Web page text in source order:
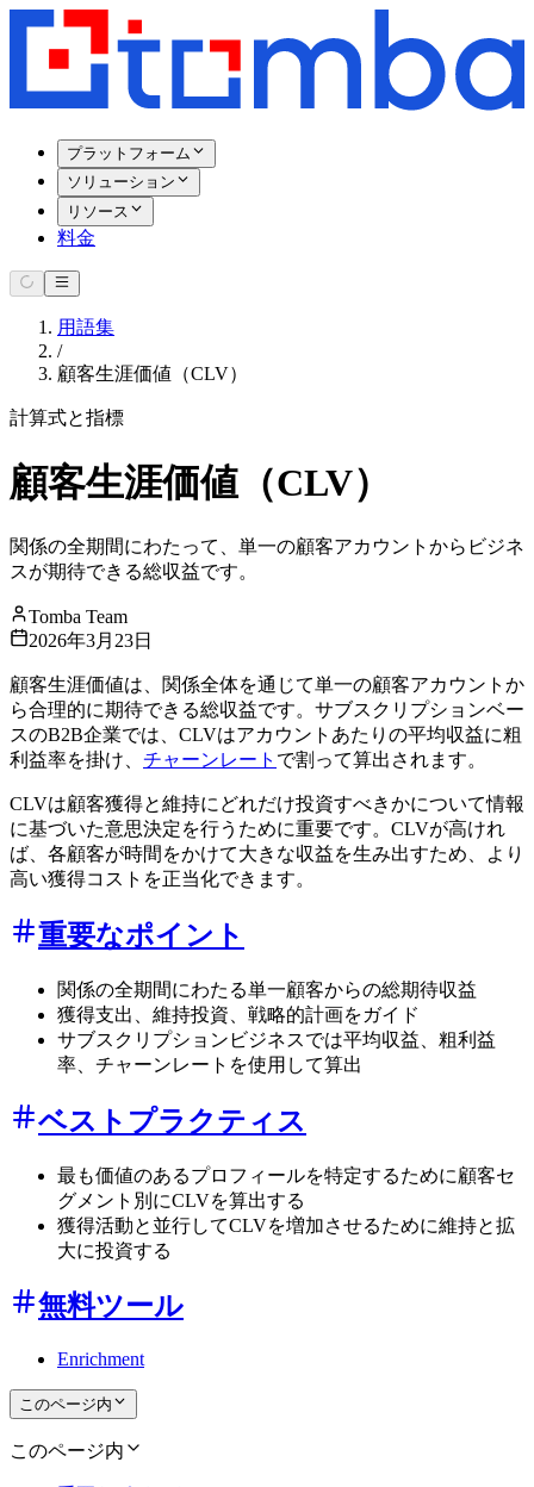
プラットフォーム
ソリューション
リソース
料金
用語集
/
顧客生涯価値（CLV）
計算式と指標
顧客生涯価値（CLV）
関係の全期間にわたって、単一の顧客アカウントからビジネ
スが期待できる総収益です。
Tomba Team
2026年3月23日
顧客生涯価値は、関係全体を通じて単一の顧客アカウントか
ら合理的に期待できる総収益です。サブスクリプションベー
スのB2B企業では、CLVはアカウントあたりの平均収益に粗
利益率を掛け、 チャーンレート で割って算出されます。
CLVは顧客獲得と維持にどれだけ投資すべきかについて情報
に基づいた意思決定を行うために重要です。CLVが高けれ
ば、各顧客が時間をかけて大きな収益を生み出すため、より
高い獲得コストを正当化できます。
重要なポイント
関係の全期間にわたる単一顧客からの総期待収益
獲得支出、維持投資、戦略的計画をガイド
サブスクリプションビジネスでは平均収益、粗利益
率、チャーンレートを使用して算出
ベストプラクティス
最も価値のあるプロフィールを特定するために顧客セ
グメント別にCLVを算出する
獲得活動と並行してCLVを増加させるために維持と拡
大に投資する
無料ツール
Enrichment
このページ内
このページ内